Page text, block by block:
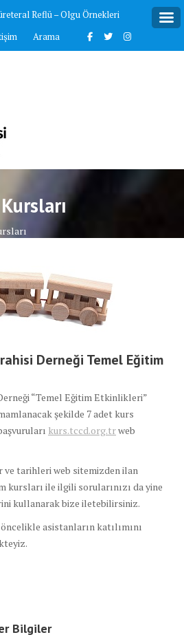
Reflü – Olgu Örnekleri
Arama
Derneği Temel Eğitim
“Temel Eğitim Etkinlikleri”
şekilde 7 adet kurs
kurs.tccd.org.trweb
ve tarihleri web sitemizden ilan
kursları ile ilgili sorularınızı da yine
kullanarak bize iletebilirsiniz.
asistanların katılımını
Bilgiler